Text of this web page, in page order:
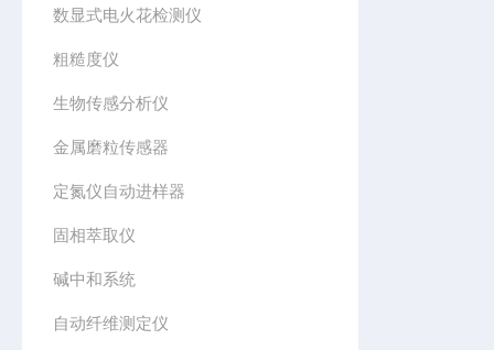
数显式电火花检测仪
粗糙度仪
生物传感分析仪
金属磨粒传感器
定氮仪自动进样器
固相萃取仪
碱中和系统
自动纤维测定仪